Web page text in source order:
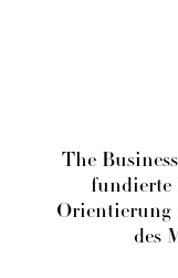
The
fundierte
Orientierung
des